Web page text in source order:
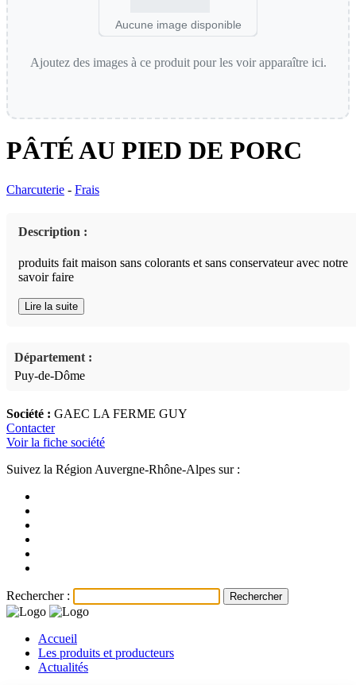
Aucune image disponible
Ajoutez des images à ce produit pour les voir apparaître ici.
PÂTÉ AU PIED DE PORC
Charcuterie - Frais
Description :
produits fait maison sans colorants et sans conservateur avec notre
savoir faire
Lire la suite
Département :
Puy-de-Dôme
Société : GAEC LA FERME GUY
Contacter
Voir la fiche société
Suivez la Région Auvergne-Rhône-Alpes sur :
Rechercher :
Accueil
Les produits et producteurs
Actualités